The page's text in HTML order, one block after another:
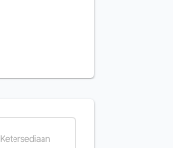
Ketersediaan